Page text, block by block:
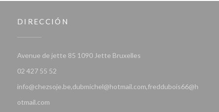
DIRECCIÓN
Avenue de jette 85 1090 Jette Bruxelles
02 427 55 52
info@chezsoje.be,dubmichel@hotmail.com,freddubois66@h
otmail.com